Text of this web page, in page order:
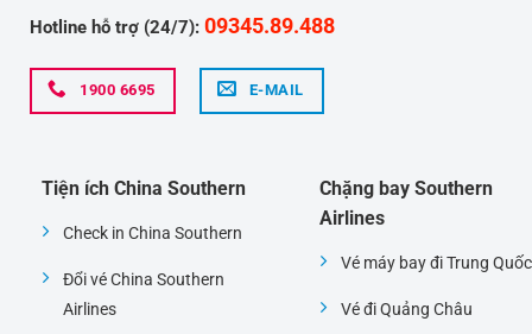
Hotline hỗ trợ (24/7): 09345.89.488
1900 6695 E-MAIL
Tiện ích China Southern
Check in China Southern
Đổi vé China Southern
Airlines
Chặng bay Southern
Airlines
Vé máy bay đi Trung Quốc
Vé đi Quảng Châu